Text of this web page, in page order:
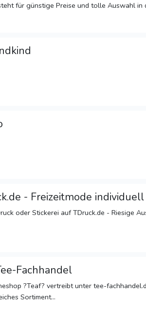
für günstige Preise und tolle Auswahl in
- Freizeitmode
oder Stickerei auf TDruck.de - Riesige
Fachhandel
?Teaf? vertreibt unter tee-
Sortiment...